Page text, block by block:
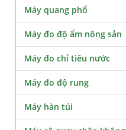
Máy quang phổ
Máy đo độ ẩm nông sản
Máy đo chỉ tiêu nước
Máy đo độ rung
Máy hàn túi